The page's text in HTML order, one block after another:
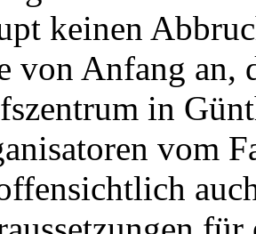
keinen
von Anfang an,
in
vom